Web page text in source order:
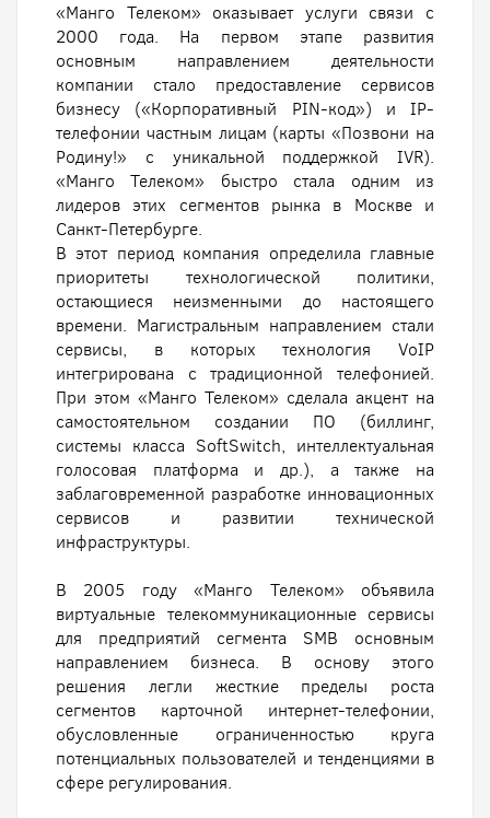
«Манго Телеком» оказывает услуги связи с
2000 года. На первом этапе развития
основным направлением деятельности
компании стало предоставление сервисов
бизнесу («Корпоративный PIN-код») и IP-
телефонии частным лицам (карты «Позвони на
Родину!» с уникальной поддержкой IVR).
«Манго Телеком» быстро стала одним из
лидеров этих сегментов рынка в Москве и
Санкт-Петербурге.
В этот период компания определила главные
приоритеты технологической политики,
остающиеся неизменными до настоящего
времени. Магистральным направлением стали
сервисы, в которых технология VoIP
интегрирована с традиционной телефонией.
При этом «Манго Телеком» сделала акцент на
самостоятельном создании ПО (биллинг,
системы класса SoftSwitch, интеллектуальная
голосовая платформа и др.), а также на
заблаговременной разработке инновационных
сервисов и развитии технической
инфраструктуры.
В 2005 году «Манго Телеком» объявила
виртуальные телекоммуникационные сервисы
для предприятий сегмента SMB основным
направлением бизнеса. В основу этого
решения легли жесткие пределы роста
сегментов карточной интернет-телефонии,
обусловленные ограниченностью круга
потенциальных пользователей и тенденциями в
сфере регулирования.